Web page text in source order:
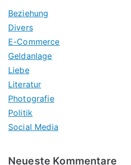
Beziehung
Divers
E-Commerce
Geldanlage
Liebe
Literatur
Photografie
Politik
Social Media
Neueste Kommentare